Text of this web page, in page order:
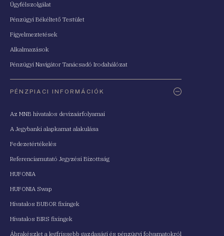
Ügyfélszolgálat
Pénzügyi Békéltető Testület
Figyelmeztetések
Alkalmazások
Pénzügyi Navigátor Tanácsadó Irodahálózat
PÉNZPIACI INFORMÁCIÓK
Az MNB hivatalos devizaárfolyamai
A Jegybanki alapkamat alakulása
Fedezetértékelés
Referenciamutató Jegyzési Bizottság
HUFONIA
HUFONIA Swap
Hivatalos BUBOR fixingek
Hivatalos BIRS fixingek
Ábrakészlet a legfrissebb gazdasági és pénzügyi folyamatokról